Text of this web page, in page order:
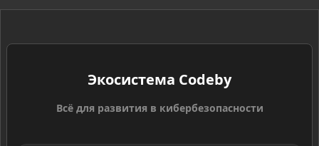
Экосистема Codeby
Всё для развития в кибербезопасности